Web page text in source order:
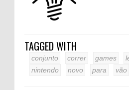
TAGGED WITH
conjunto correr games
nintendo
novo para vão